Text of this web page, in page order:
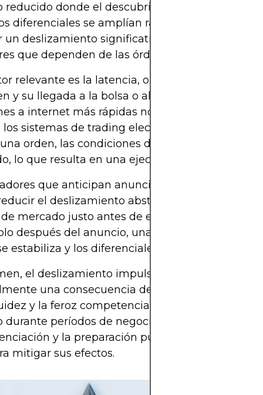
reducido donde el descubrimiento de precios
diferenciales se amplían rápidamente. La
un deslizamiento significativo, especialmente
que dependen de las órdenes de mercado.
relevante es la latencia, o el retraso entre el
y su llegada a la bolsa o al bróker. Incluso las
a internet más rápidas no siempre pueden
sistemas de trading electrónico. Para cuando
orden, las condiciones del mercado pueden
lo que resulta en una ejecución peor de lo
que anticipan anuncios de alto impacto a
el deslizamiento absteniéndose de colocar
mercado justo antes de estos eventos. Otros
después del anuncio, una vez que la
estabiliza y los diferenciales se normalizan.
el deslizamiento impulsado por las noticias
una consecuencia de la volatilidad, la
y la feroz competencia entre los
durante períodos de negociación breves pero
y la preparación pueden desempeñar
mitigar sus efectos.